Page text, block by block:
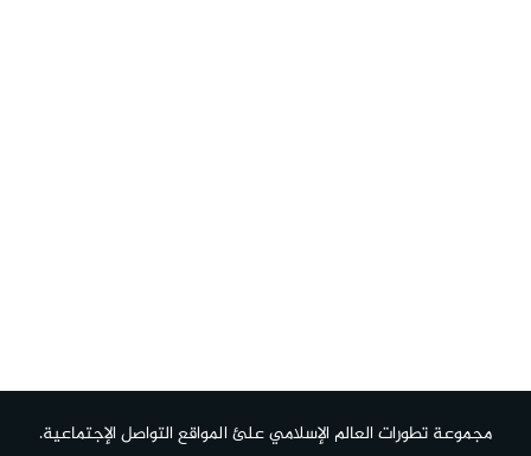
مجموعة تطورات العالم الإسلامي علئ المواقع التواصل الإجتماعية.